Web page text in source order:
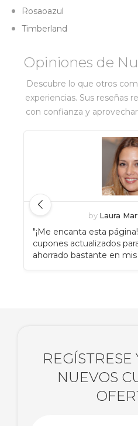
Rosaoazul
Timberland
Opiniones de
Descubre lo que otros
experiencias. Sus reseñas
con confianza y
by Laura
"¡Me encanta esta
cupones actualizados
ahorrado bastante en mis
NUEVOS